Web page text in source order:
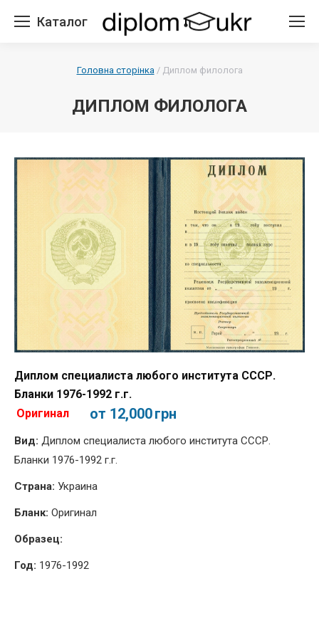
Каталог
Головна сторінка/ Диплом филолога
ДИПЛОМ ФИЛОЛОГА
Диплом специалиста любого института СССР.
Бланки 1976-1992 г.г.
Оригинал
от 12,000грн
Вид: Диплом специалиста любого института СССР.
Бланки 1976-1992 г.г.
Страна: Украина
Бланк: Оригинал
Образец:
Год: 1976-1992